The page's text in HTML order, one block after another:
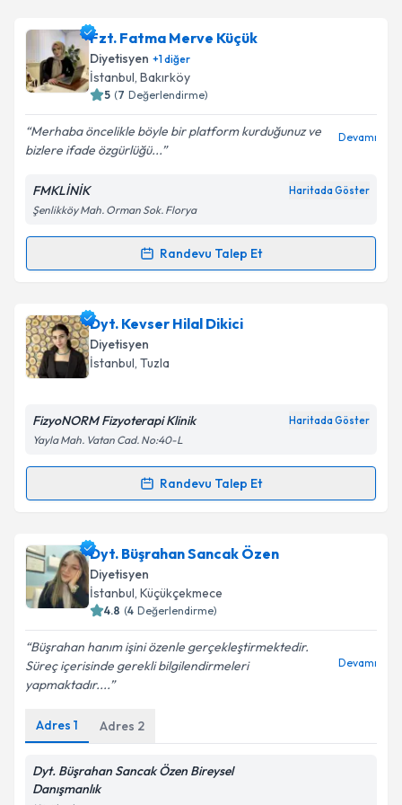
Takvim Talebini Gönder
Dyt. Şeyma Tekinkaşiçin randevu takvimi talebi
oluşturun. Size bu uzmandan randevu almanız için bir
takvim hazırlandığında e-posta ile bilgilendireceğiz.
E-posta Adresiniz
Kişisel verilerimin işlenmesine ilişkin
Aydınlatma
Metni'ni okudum ve kişisel verilerimin belirtilen
Fzt. Fatma Merve Küçük
Diyetisyen +1diğer
İstanbul , Bakırköy
5 (7 Değerlendirme)
Merhaba öncelikle böyle bir platform kurduğunuz ve
bizlere ifade özgürlüğü...
Devamı
FMKLİNİK Haritada Göster
Şenlikköy Mah. Orman Sok. Florya
Randevu Talep Et
Randevu Takvimi Talebi
Fzt. Fatma Merve Küçükiçin randevu takvimi talebi
oluşturun. Size bu uzmandan randevu almanız için bir
takvim hazırlandığında e-posta ile bilgilendireceğiz.
Kişisel verilerimin işlenmesine ilişkin
Metni'ni okudum ve kişisel verilerimin belirtilen
Takvim Talebini Gönder
Dyt. Kevser Hilal Dikici
Diyetisyen
İstanbul , Tuzla
FizyoNORM Fizyoterapi Klinik Haritada Göster
Yayla Mah. Vatan Cad. No:40-L
Randevu Talep Et
Randevu Takvimi Talebi
Dyt. Kevser Hilal Dikiciiçin randevu takvimi talebi
oluşturun. Size bu uzmandan randevu almanız için bir
takvim hazırlandığında e-posta ile bilgilendireceğiz.
E-posta Adresiniz
Metni'ni okudum ve kişisel verilerimin belirtilen
kapsamda işlenmesini kabul ediyorum.
Dyt. Büşrahan Sancak Özen
Diyetisyen
İstanbul , Küçükçekmece
4.8 (4 Değerlendirme)
Büşrahan hanım işini özenle gerçekleştirmektedir.
Süreç içerisinde gerekli bilgilendirmeleri
yapmaktadır....
Devamı
Adres 1 Adres 2
Dyt. Büşrahan Sancak Özen Bireysel
Danışmanlık